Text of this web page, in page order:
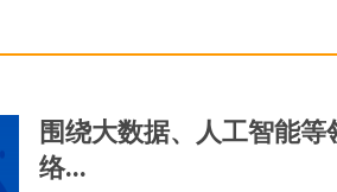
围绕大数据、人工智能
络...